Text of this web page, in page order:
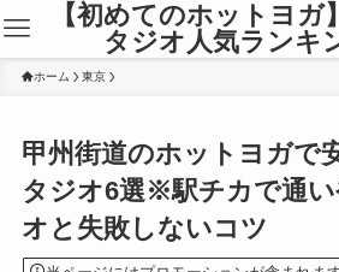
【初めてのホットヨガ
タジオ人気ランキ
ホーム 東京
甲州街道のホットヨガで
タジオ6選※駅チカで通
オと失敗しないコツ